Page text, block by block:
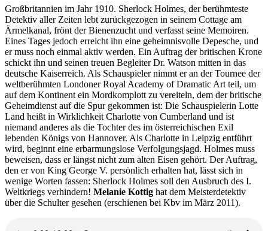
und
der
Fluch
des
grünen
Diamanten
Großbritannien im Jahr 1910. Sherlock Holmes, der berühmteste
Detektiv aller Zeiten lebt zurückgezogen in seinem Cottage am
Ärmelkanal, frönt der Bienenzucht und verfasst seine Memoiren.
Eines Tages jedoch erreicht ihn eine geheimnisvolle Depesche, und
er muss noch einmal aktiv werden. Ein Auftrag der britischen Krone
schickt ihn und seinen treuen Begleiter Dr. Watson mitten in das
deutsche Kaiserreich. Als Schauspieler nimmt er an der Tournee der
weltberühmten Londoner Royal Academy of Dramatic Art teil, um
auf dem Kontinent ein Mordkomplott zu vereiteln, dem der britische
Geheimdienst auf die Spur gekommen ist: Die Schauspielerin Lotte
Land heißt in Wirklichkeit Charlotte von Cumberland und ist
niemand anderes als die Tochter des im österreichischen Exil
lebenden Königs von Hannover. Als Charlotte in Leipzig entführt
wird, beginnt eine erbarmungslose Verfolgungsjagd. Holmes muss
beweisen, dass er längst nicht zum alten Eisen gehört. Der Auftrag,
den er von King George V. persönlich erhalten hat, lässt sich in
wenige Worten fassen: Sherlock Holmes soll den Ausbruch des I.
Weltkriegs verhindern! Melanie Kottig hat dem Meisterdetektiv
über die Schulter gesehen (erschienen bei Kbv im März 2011).